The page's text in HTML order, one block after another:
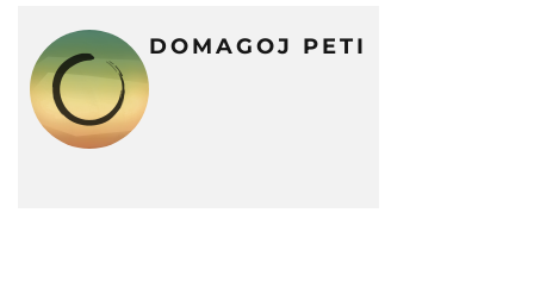
DOMAGOJ PETI